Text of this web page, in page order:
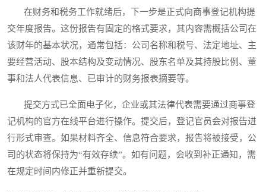
在财务和税务工作就绪后，下一步是正式向商事登记机构提
交年度报告。这份报告有固定的格式要求，其内容需概括公司在
该财年的基本状况，通常包括：公司名称和税号、法定地址、主
要经营活动、股本结构及变动情况、股东名单及其持股比例、董
事和法人代表信息、已审计的财务报表摘要等。
提交方式已全面电子化，企业或其法律代表需要通过商事登
记机构的官方在线平台进行操作。提交后，登记官员会对报告进
行形式审查。如果材料齐全、信息符合要求，报告将被接受，公
司的状态将保持为“有效存续”。如有问题，会收到补正通知，需
在规定时间内修正并重新提交。